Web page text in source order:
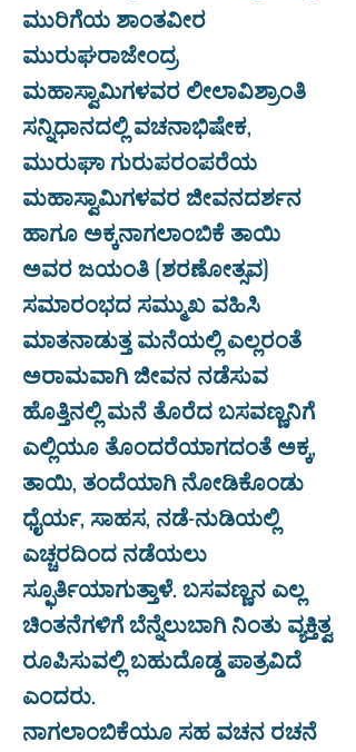
ಮುರಿಗೆಯ ಶಾಂತವೀರ
ಮುರುಘರಾಜೇಂದ್ರ
ಮಹಾಸ್ವಾಮಿಗಳವರ ಲೀಲಾವಿಶ್ರಾಂತಿ
ಸನ್ನಿಧಾನದಲ್ಲಿ ವಚನಾಭಿಷೇಕ,
ಮುರುಘಾ ಗುರುಪರಂಪರೆಯ
ಮಹಾಸ್ವಾಮಿಗಳವರ ಜೀವನದರ್ಶನ
ಹಾಗೂ ಅಕ್ಕನಾಗಲಾಂಬಿಕೆ ತಾಯಿ
ಅವರ ಜಯಂತಿ (ಶರಣೋತ್ಸವ)
ಸಮಾರಂಭದ ಸಮ್ಮುಖ ವಹಿಸಿ
ಮಾತನಾಡುತ್ತ ಮನೆಯಲ್ಲಿ ಎಲ್ಲರಂತೆ
ಅರಾಮವಾಗಿ ಜೀವನ ನಡೆಸುವ
ಹೊತ್ತಿನಲ್ಲಿ ಮನೆ ತೊರೆದ ಬಸವಣ್ಣನಿಗೆ
ಎಲ್ಲಿಯೂ ತೊಂದರೆಯಾಗದಂತೆ ಅಕ್ಕ,
ತಾಯಿ, ತಂದೆಯಾಗಿ ನೋಡಿಕೊಂಡು
ಧೈರ್ಯ, ಸಾಹಸ, ನಡೆ-ನುಡಿಯಲ್ಲಿ
ಎಚ್ಚರದಿಂದ ನಡೆಯಲು
ಸ್ಫೂರ್ತಿಯಾಗುತ್ತಾಳೆ. ಬಸವಣ್ಣನ ಎಲ್ಲ
ಚಿಂತನೆಗಳಿಗೆ ಬೆನ್ನೆಲುಬಾಗಿ ನಿಂತು ವ್ಯಕ್ತಿತ್ವ
ರೂಪಿಸುವಲ್ಲಿ ಬಹುದೊಡ್ಡ ಪಾತ್ರವಿದೆ
ಎಂದರು.
ನಾಗಲಾಂಬಿಕೆಯೂ ಸಹ ವಚನ ರಚನೆ